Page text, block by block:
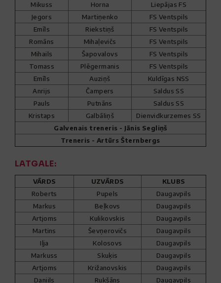
Mikuss
Horna
Liepājas FS
Jegors
Martiņenko
FS Ventspils
Emīls
Riekstiņš
FS Ventspils
Romāns
Mihaļevičs
FS Ventspils
Mihails
Šapovalovs
FS Ventspils
Tomass
Plēgermanis
FS Ventspils
Emīls
Auziņš
Kuldīgas NSS
Anrijs
Čampers
Saldus SS
Pauls
Putnāns
Saldus SS
Kristaps
Galbāliņš
Dienvidkurzemes SS
Galvenais treneris - Jānis Segliņš
Treneris - Artūrs Šternbergs
LATGALE:
VĀRDS UZVĀRDS
KLUBS
Roberts
Pupels
Daugavpils
Markus
Beļkovs
Daugavpils
Artjoms
Kulikovskis
Daugavpils
Martins
Ševņerovičs
Daugavpils
Iļja
Kolosovs
Daugavpils
Markuss
Skuķis
Daugavpils
Artjoms
Križanovskis
Daugavpils
Daniils
Rukšāns
Daugavpils